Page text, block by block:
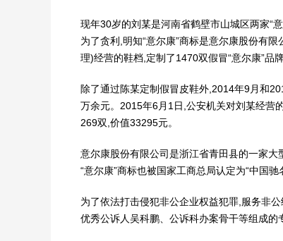
现年30岁的刘某是河南省鹤壁市山城区两家“
为了贪利,明知“意尔康”商标是意尔康股份有
理)经营的鞋档,定制了1470双假冒“意尔康”品
除了通过陈某定制假冒皮鞋外,2014年9月和
万余元。2015年6月1日,公安机关对刘某经营
269双,价值33295元。
意尔康股份有限公司是浙江省青田县的一家大
“意尔康”商标也被国家工商总局认定为“中国驰
为了依法打击侵犯非公企业权益犯罪,服务非
优秀公诉人吴科鹏、公诉科办案骨干等组成的